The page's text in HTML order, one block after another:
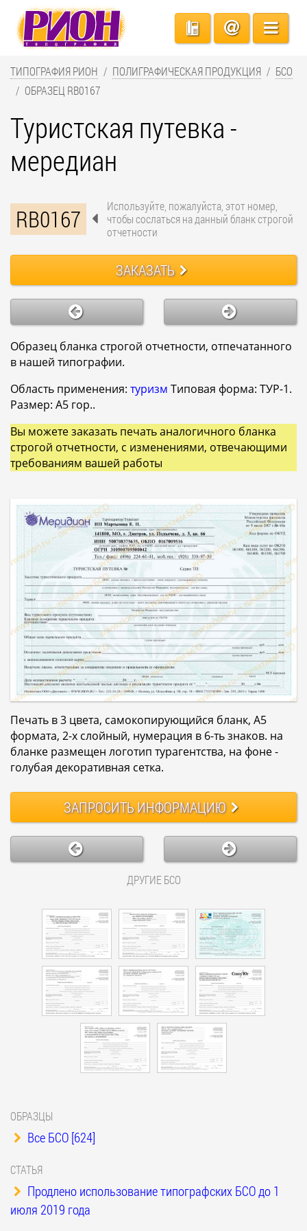
ТИПОГРАФИЯ РИОН ПОЛИГРАФИЧЕСКАЯ ПРОДУКЦИЯ
БСО
ОБРАЗЕЦ RB0167
Туристская путевка -
мередиан
RB0167
Используйте, пожалуйста, этот номер,
чтобы сослаться на данный бланк строгой
отчетности
ЗАКАЗАТЬ
Образец бланка строгой отчетности, отпечатанного
в нашей типографии.
Область применения: туризм Типовая форма: ТУР-1.
Размер: A5 гор..
Вы можете заказать печать аналогичного бланка
строгой отчетности, с изменениями, отвечающими
требованиям вашей работы
Печать в 3 цвета, самокопирующийся бланк, А5
формата, 2-х слойный, нумерация в 6-ть знаков. на
бланке размещен логотип турагентства, на фоне -
голубая декоративная сетка.
ЗАПРОСИТЬИНФОРМАЦИЮ
ДРУГИЕ БСО
ОБРАЗЦЫ
Все БСО [624]
СТАТЬЯ
Продлено использование типографских БСО до 1
июля 2019 года